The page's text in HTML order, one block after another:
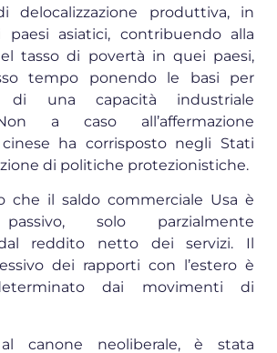
delocalizzazione produttiva, in
paesi asiatici, contribuendo alla
tasso di povertà in quei paesi,
tempo ponendo le basi per
di una capacità industriale
a caso all’affermazione
cinese ha corrisposto negli Stati
di politiche protezionistiche.
che il saldo commerciale Usa è
solo parzialmente
reddito netto dei servizi. Il
dei rapporti con l’estero è
dai movimenti di
canone neoliberale, è stata